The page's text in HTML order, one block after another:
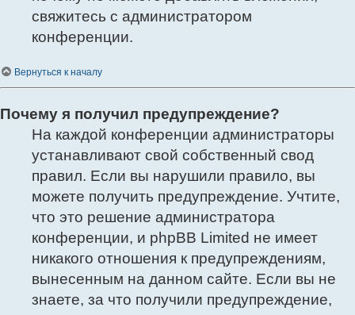
свяжитесь с администратором
конференции.
Вернуться к началу
Почему я получил предупреждение?
На каждой конференции администраторы
устанавливают свой собственный свод
правил. Если вы нарушили правило, вы
можете получить предупреждение. Учтите,
что это решение администратора
конференции, и phpBB Limited не имеет
никакого отношения к предупреждениям,
вынесенным на данном сайте. Если вы не
знаете, за что получили предупреждение,